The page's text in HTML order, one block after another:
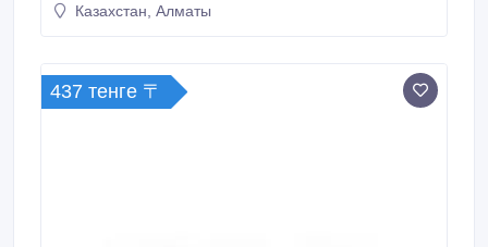
Казахстан, Алматы
437 тенге 〒